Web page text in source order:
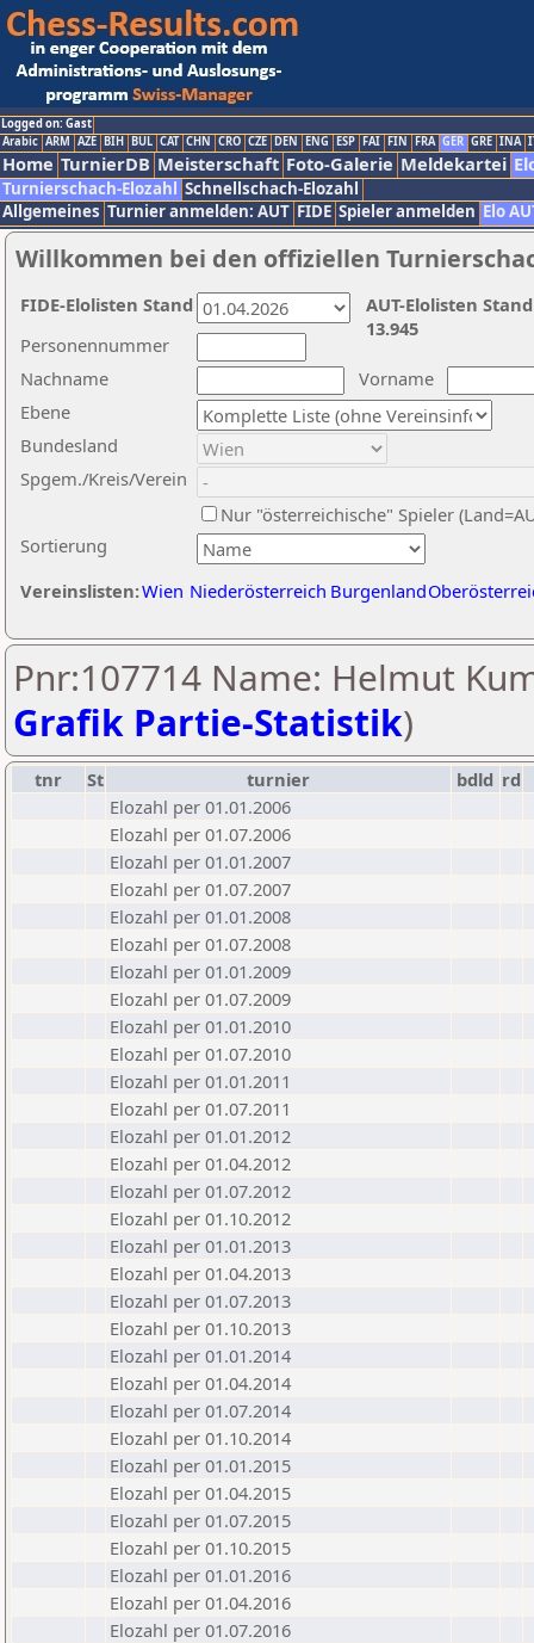
Logged on: Gast
Arabic ARM AZE BIH BUL CAT CHN CRO CZE DEN ENG ESP FAI FIN FRA GER GRE INA
Home TurnierDB Meisterschaft Foto-Galerie Meldekartei
Turnierschach-Elozahl Schnellschach-Elozahl
Allgemeines Turnier anmelden: AUT FIDE Spieler anmelden Elo
Willkommen bei den offiziellen
Nachname
Vorname
Ebene
Sortierung
Personennummer
Bundesland
Spgem./Kreis/Verein
Nur "österreichische" Spieler
Vereinslisten:Wien Niederösterreich Burgenland
AUT-Elolisten
13.945
FIDE-Elolisten Stand
Pnr:107714 Name: Helmut
Grafik Partie-Statistik)
tnr St turnier bdld rd
Elozahl per 01.01.2006
Elozahl per 01.07.2006
Elozahl per 01.01.2007
Elozahl per 01.07.2007
Elozahl per 01.01.2008
Elozahl per 01.07.2008
Elozahl per 01.01.2009
Elozahl per 01.07.2009
Elozahl per 01.01.2010
Elozahl per 01.07.2010
Elozahl per 01.01.2011
Elozahl per 01.07.2011
Elozahl per 01.01.2012
Elozahl per 01.04.2012
Elozahl per 01.07.2012
Elozahl per 01.10.2012
Elozahl per 01.01.2013
Elozahl per 01.04.2013
Elozahl per 01.07.2013
Elozahl per 01.10.2013
Elozahl per 01.01.2014
Elozahl per 01.04.2014
Elozahl per 01.07.2014
Elozahl per 01.10.2014
Elozahl per 01.01.2015
Elozahl per 01.04.2015
Elozahl per 01.07.2015
Elozahl per 01.10.2015
Elozahl per 01.01.2016
Elozahl per 01.04.2016
Elozahl per 01.07.2016